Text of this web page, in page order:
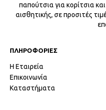
παπούτσια για κορίτσια
αισθητικής, σε προσιτές
ΠΛΗΡΟΦΟΡΙΕΣ
Η Εταιρεία
Επικοινωνία
Καταστήματα